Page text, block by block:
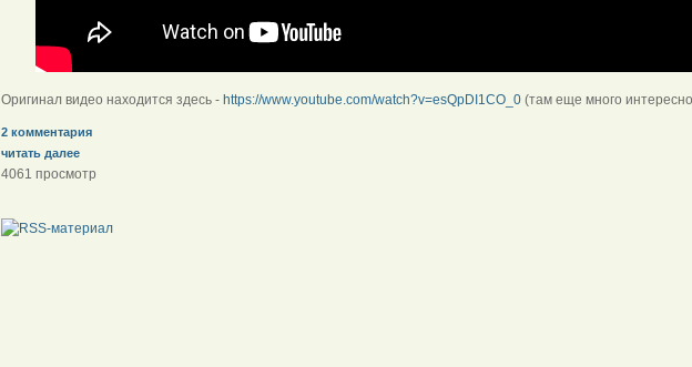
Оригинал видео находится здесь - https://www.youtube.com/watch?v=esQpDI1CO_0(там еще много
2 комментария
читать далее
4061 просмотр